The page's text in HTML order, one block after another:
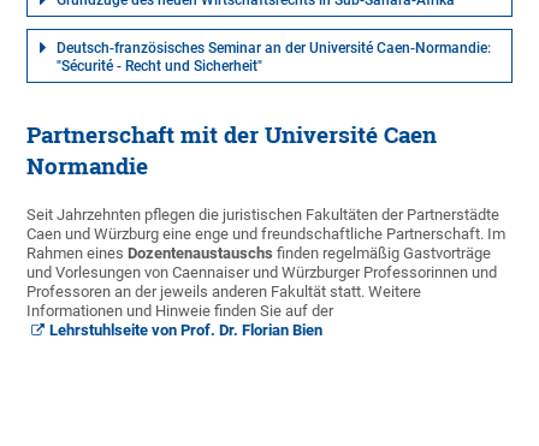
Deutsch-französisches Seminar an der Université Caen-Normandie:
"Sécurité - Recht und Sicherheit"
Partnerschaft mit der Université Caen
Normandie
Seit Jahrzehnten pflegen die juristischen Fakultäten der Partnerstädte
Caen und Würzburg eine enge und freundschaftliche Partnerschaft. Im
Rahmen einesDozentenaustauschs finden regelmäßig Gastvorträge
und Vorlesungen von Caennaiser und Würzburger Professorinnen und
Professoren an der jeweils anderen Fakultät statt. Weitere
Informationen und Hinweie finden Sie auf der
Lehrstuhlseite von Prof. Dr. Florian Bien